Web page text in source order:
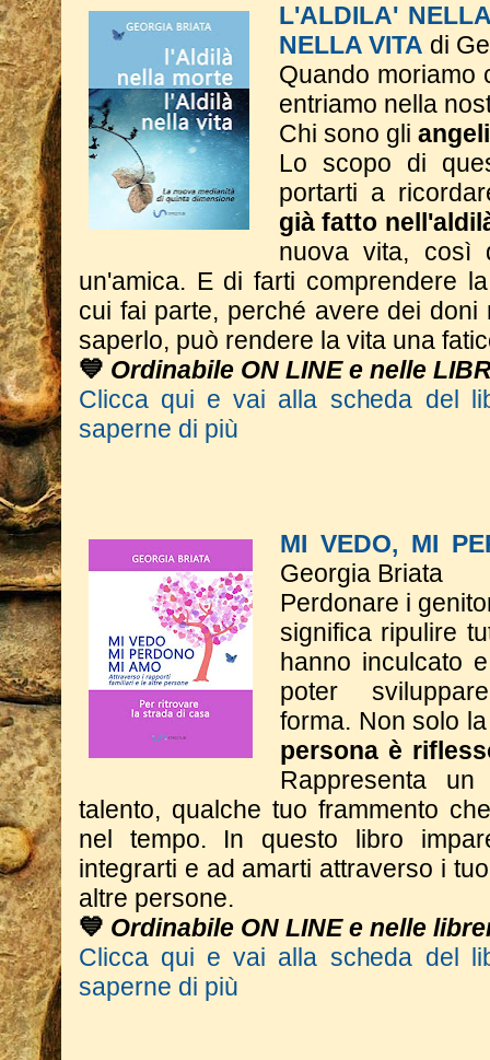
L'ALDILA'
NELLA VITA di
Quando moriamo
entriamo nella
Chi sono gli angeli
Lo scopo di
portarti a
già fatto
nuova vita, così
un'amica. E di farti comprendere
cui fai parte, perché avere dei doni
saperlo, può rendere la vita una
💙 Ordinabile ON LINE e nelle
Clicca qui e vai alla scheda del
saperne di più
MI VEDO, MI
Georgia Briata
Perdonare i
significa ripulire
hanno inculcato
poter
forma. Non solo
persona è
Rappresenta
talento, qualche tuo frammento
nel tempo.
In questo libro
integrarti e ad amarti attraverso i
altre persone.
💙 Ordinabile ON LINE e nelle
Clicca qui e vai alla scheda del
saperne di più